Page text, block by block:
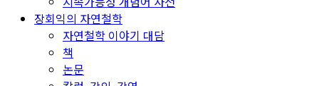
장회익의 자연철학
자연철학 이야기 대담
책
논문